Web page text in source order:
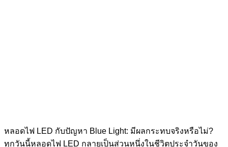
หลอดไฟ LED กับปัญหา Blue Light: มีผลกระทบจริงหรือไม่?
ทุกวันนี้หลอดไฟ LED กลายเป็นส่วนหนึ่งในชีวิตประจำวันของ